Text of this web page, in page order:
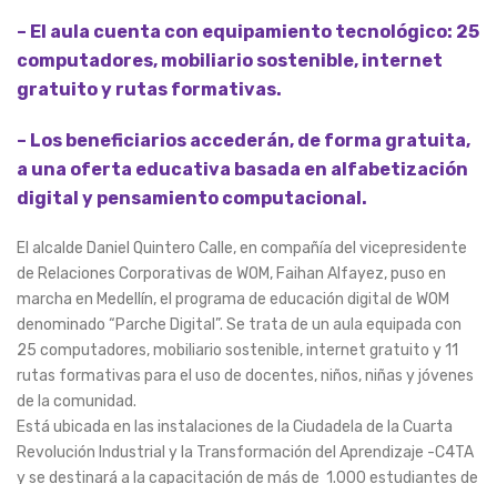
– El aula cuenta con equipamiento tecnológico: 25
computadores, mobiliario sostenible, internet
gratuito y rutas formativas.
– Los beneficiarios accederán, de forma gratuita,
a una oferta educativa basada en alfabetización
digital y pensamiento computacional.
El alcalde Daniel Quintero Calle, en compañía del vicepresidente
de Relaciones Corporativas de WOM, Faihan Alfayez, puso en
marcha en Medellín, el programa de educación digital de WOM
denominado “Parche Digital”. Se trata de un aula equipada con
25 computadores, mobiliario sostenible, internet gratuito y 11
rutas formativas para el uso de docentes, niños, niñas y jóvenes
de la comunidad.
Está ubicada en las instalaciones de la Ciudadela de la Cuarta
Revolución Industrial y la Transformación del Aprendizaje -C4TA
y se destinará a la capacitación de más de 1.000 estudiantes de